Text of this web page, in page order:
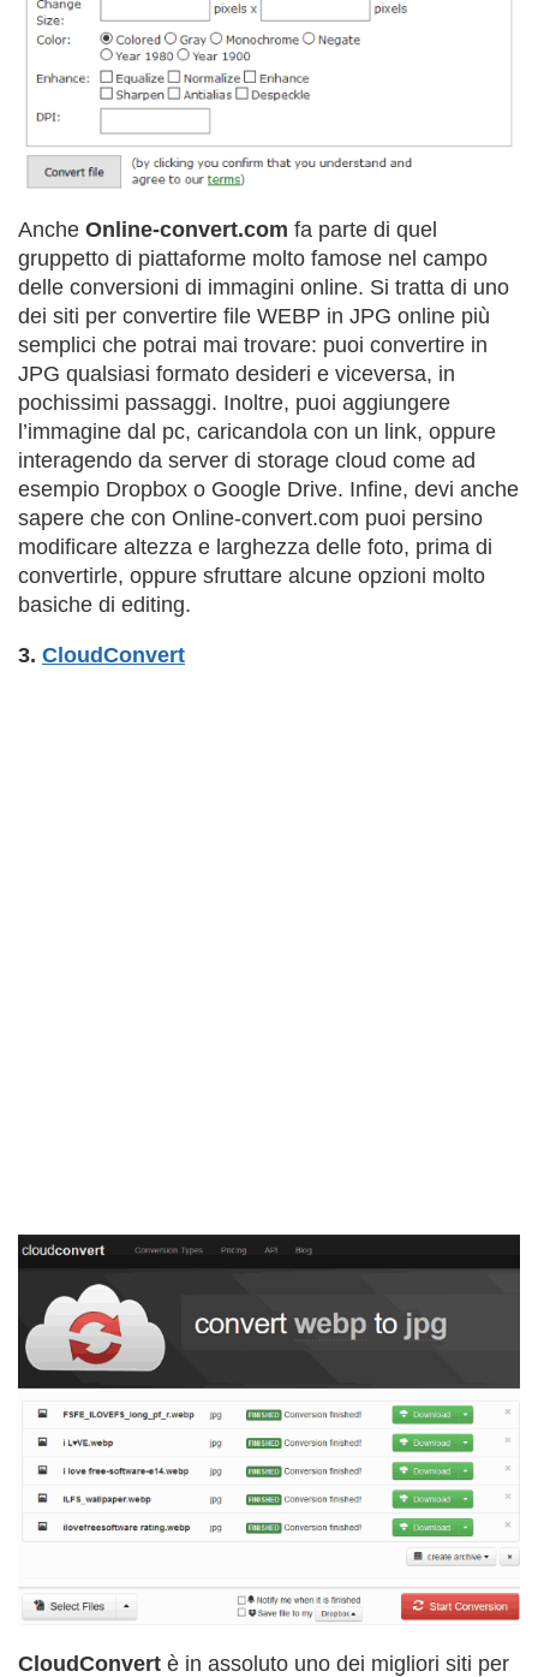
Anche Online-convert.com fa parte di quel
gruppetto di piattaforme molto famose nel campo
delle conversioni di immagini online. Si tratta di uno
dei siti per convertire file WEBP in JPG online più
semplici che potrai mai trovare: puoi convertire in
JPG qualsiasi formato desideri e viceversa, in
pochissimi passaggi. Inoltre, puoi aggiungere
l’immagine dal pc, caricandola con un link, oppure
interagendo da server di storage cloud come ad
esempio Dropbox o Google Drive. Infine, devi anche
sapere che con Online-convert.com puoi persino
modificare altezza e larghezza delle foto, prima di
convertirle, oppure sfruttare alcune opzioni molto
basiche di editing.
3. CloudConvert
CloudConvert è in assoluto uno dei migliori siti per